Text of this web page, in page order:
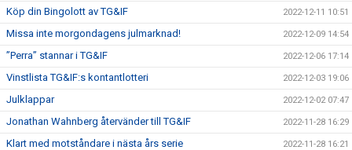
Köp din Bingolott av TG&IF 2022-12-11 10:51
Missa inte morgondagens julmarknad! 2022-12-09 14:54
”Perra” stannar i TG&IF 2022-12-06 17:14
Vinstlista TG&IF:s kontantlotteri 2022-12-03 19:06
Julklappar 2022-12-02 07:47
Jonathan Wahnberg återvänder till TG&IF 2022-11-28 16:29
Klart med motståndare i nästa års serie 2022-11-28 16:21